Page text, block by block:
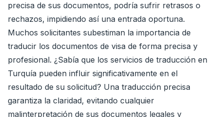
precisa de sus documentos, podría sufrir retrasos o
rechazos, impidiendo así una entrada oportuna.
Muchos solicitantes subestiman la importancia de
traducir los documentos de visa de forma precisa y
profesional. ¿Sabía que los servicios de traducción en
Turquía pueden influir significativamente en el
resultado de su solicitud? Una traducción precisa
garantiza la claridad, evitando cualquier
malinterpretación de sus documentos legales y